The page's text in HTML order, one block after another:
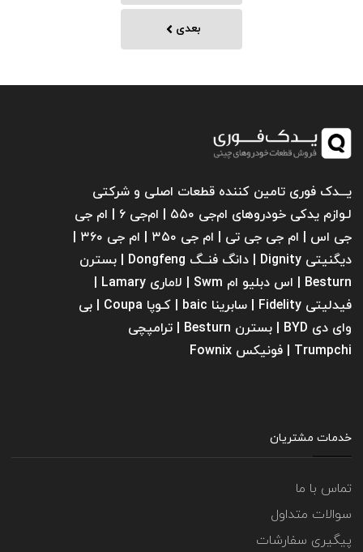
بعدی
یـــدک فوری تامین کننده قطعات اصلی و شرکتی
لـوازم یدکی خودروهای ام‌جی ۵۵۰ | ام‌جی ۶ | ام جی
جی اس | ام جی جی تی | ام‌ جی ۳۵۰ | ام جی ۳۶۰ |
دیگنیتی Dignity | دانگ فنــگ Dongfeng | بسترن
Besturn | اس دبلیو ام Swm | لاماری Lamary |
فیدلیتی Fidelity | سابرینا ‌baic | کـوپا Coupa | بی
وای دی BYD | بسترن Besturn | ترامپچی
Trumpchi | فونیکس Fownix
خدمات مشتریان
تماس با ما
سوالات متداول
پیگیری سفارشات